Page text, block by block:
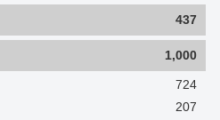
437
1,000
724
207